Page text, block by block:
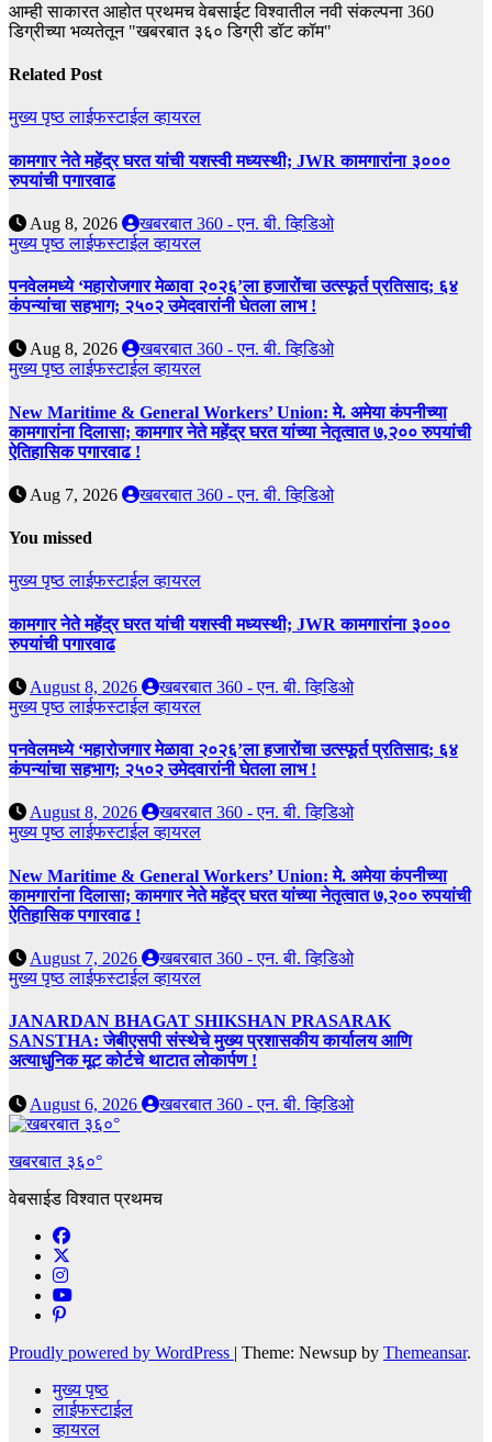
आम्ही साकारत आहोत प्रथमच वेबसाईट विश्वातील नवी संकल्पना 360
डिग्रीच्या भव्यतेतून "खबरबात ३६० डिग्री डॉट कॉम"
Related Post
मुख्य पृष्ठलाईफस्टाईलव्हायरल
कामगार नेते महेंद्र घरत यांची यशस्वी मध्यस्थी; JWR कामगारांना ३०००
रुपयांची पगारवाढ
Aug 8, 2026
खबरबात 360 - एन. बी. व्हिडिओ
मुख्य पृष्ठलाईफस्टाईलव्हायरल
पनवेलमध्ये ‘महारोजगार मेळावा २०२६’ला हजारोंचा उत्स्फूर्त प्रतिसाद; ६४
कंपन्यांचा सहभाग; २५०२ उमेदवारांनी घेतला लाभ !
Aug 8, 2026
खबरबात 360 - एन. बी. व्हिडिओ
मुख्य पृष्ठलाईफस्टाईलव्हायरल
New Maritime & General Workers’ Union: मे. अमेया कंपनीच्या
कामगारांना दिलासा; कामगार नेते महेंद्र घरत यांच्या नेतृत्वात ७,२०० रुपयांची
ऐतिहासिक पगारवाढ !
Aug 7, 2026 खबरबात 360 - एन. बी. व्हिडिओ
You missed
मुख्य पृष्ठलाईफस्टाईलव्हायरल
कामगार नेते महेंद्र घरत यांची यशस्वी मध्यस्थी; JWR कामगारांना ३०००
रुपयांची पगारवाढ
August 8, 2026
खबरबात 360 - एन. बी. व्हिडिओ
मुख्य पृष्ठलाईफस्टाईलव्हायरल
पनवेलमध्ये ‘महारोजगार मेळावा २०२६’ला हजारोंचा उत्स्फूर्त प्रतिसाद; ६४
कंपन्यांचा सहभाग; २५०२ उमेदवारांनी घेतला लाभ !
August 8, 2026
खबरबात 360 - एन. बी. व्हिडिओ
मुख्य पृष्ठलाईफस्टाईलव्हायरल
New Maritime & General Workers’ Union: मे. अमेया कंपनीच्या
कामगारांना दिलासा; कामगार नेते महेंद्र घरत यांच्या नेतृत्वात ७,२०० रुपयांची
ऐतिहासिक पगारवाढ !
August 7, 2026
खबरबात 360 - एन. बी. व्हिडिओ
मुख्य पृष्ठलाईफस्टाईलव्हायरल
JANARDAN BHAGAT SHIKSHAN PRASARAK
SANSTHA: जेबीएसपी संस्थेचे मुख्य प्रशासकीय कार्यालय आणि
अत्याधुनिक मूट कोर्टचे थाटात लोकार्पण !
August 6, 2026 खबरबात 360 - एन. बी. व्हिडिओ
खबरबात ३६०°
वेबसाईड विश्वात प्रथमच
Proudly powered by WordPress | Theme: Newsup by Themeansar.
मुख्य पृष्ठ
लाईफस्टाईल
व्हायरल